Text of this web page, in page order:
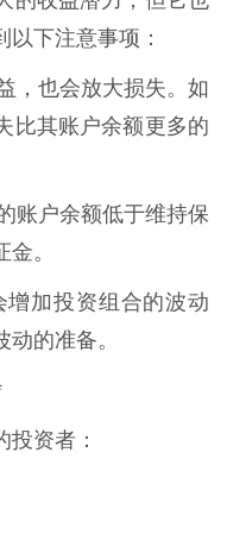
下注意事项：
，也会放大损失。如
比其账户余额更多的
账户余额低于维持保
。
加投资组合的波动
的准备。
资者：